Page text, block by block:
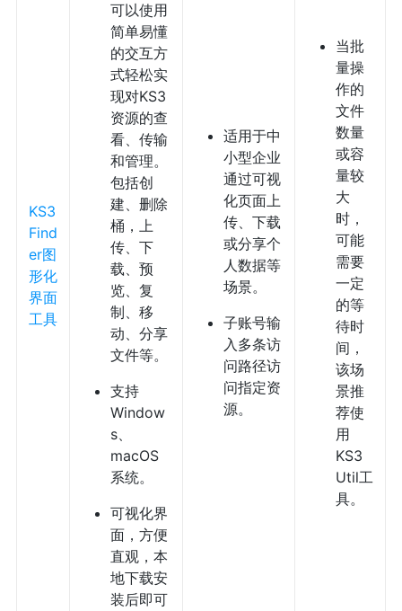
KS3
Find
er图
形化
界面
工具
可以使用
简单易懂
的交互方
式轻松实
现对KS3
资源的查
看、传输
和管理。
包括创
建、删除
桶，上
传、下
载、预
览、复
制、移
动、分享
文件等。
支持
Window
s、
macOS
系统。
可视化界
面，方便
直观，本
地下载安
装后即可
适用于中
小型企业
通过可视
化页面上
传、下载
或分享个
人数据等
场景。
子账号输
入多条访
问路径访
问指定资
源。
当批
量操
作的
文件
数量
或容
量较
大
时，
可能
需要
一定
的等
待时
间，
该场
景推
荐使
用
KS3
Util工
具。